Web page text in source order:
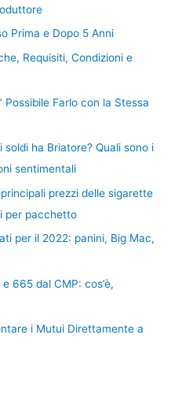
Prima e Dopo 5 Anni
Requisiti, Condizioni e
Possibile Farlo con la Stessa
ha Briatore? Quali sono i
sentimentali
prezzi delle sigarette
per pacchetto
per il 2022: panini, Big Mac,
665 dal CMP: cos’è,
i Mutui Direttamente a